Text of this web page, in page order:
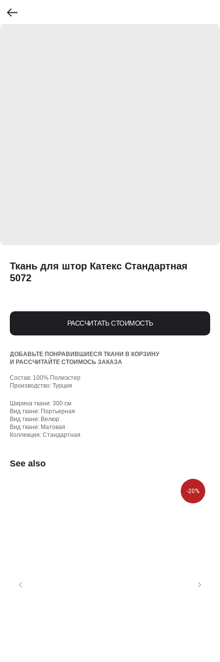
Ткань для штор Катекс Стандартная
5072
РАССЧИТАТЬ СТОИМОСТЬ
ДОБАВЬТЕ ПОНРАВИВШИЕСЯ ТКАНИ В КОРЗИНУ
И РАССЧИТАЙТЕ СТОИМОСЬ ЗАКАЗА
Состав: 100% Полиэстер
Производство: Турция
Ширина ткани: 300 см
Вид ткани: Портьерная
Вид ткани: Велюр
Вид ткани: Матовая
Коллекция: Стандартная
See also
-20%